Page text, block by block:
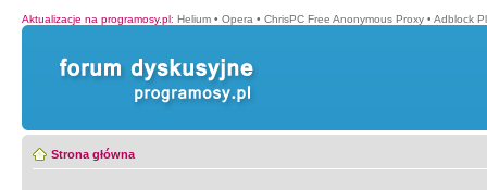
Aktualizacje na programosy.pl: Helium • Opera • ChrisPC Free Anonymous Proxy • Adblock
Strona główna